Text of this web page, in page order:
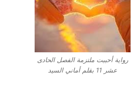
رواية أحببت ملتزمة الفصل الحادى
عشر 11 بقلم أماني السيد